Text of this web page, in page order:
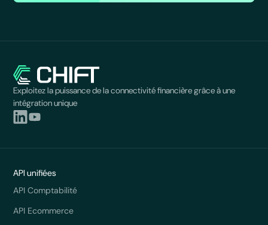
Exploitez la puissance de la connectivité financière grâce à une
intégration unique
API unifiées
API Comptabilité
API Ecommerce